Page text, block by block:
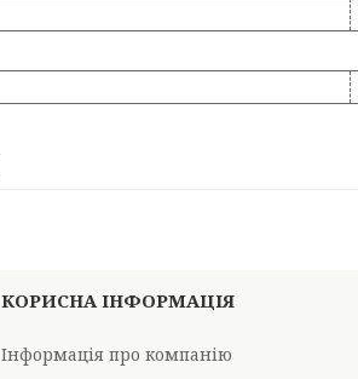
КОРИСНА ІНФОРМАЦІЯ
Інформація про компанію